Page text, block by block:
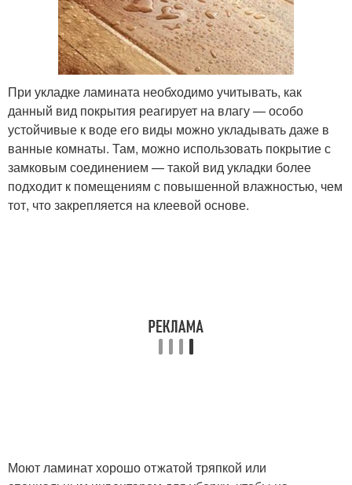
При укладке ламината необходимо учитывать, как
данный вид покрытия реагирует на влагу — особо
устойчивые к воде его виды можно укладывать даже в
ванные комнаты. Там, можно использовать покрытие с
замковым соединением — такой вид укладки более
подходит к помещениям с повышенной влажностью, чем
тот, что закрепляется на клеевой основе.
Моют ламинат хорошо отжатой тряпкой или